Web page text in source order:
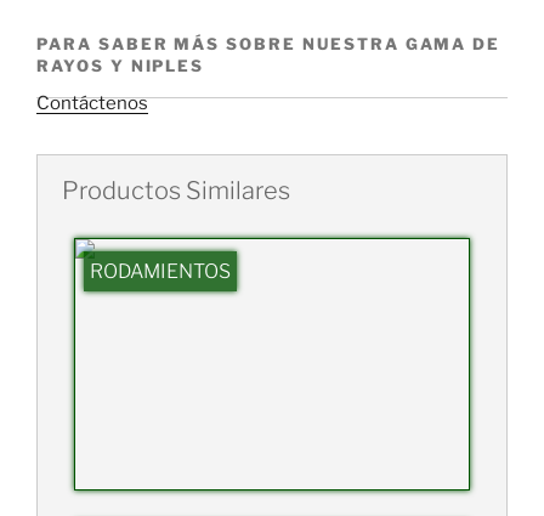
PARA SABER MÁS SOBRE NUESTRA GAMA DE
RAYOS Y NIPLES
Contáctenos
Productos Similares
RODAMIENTOS